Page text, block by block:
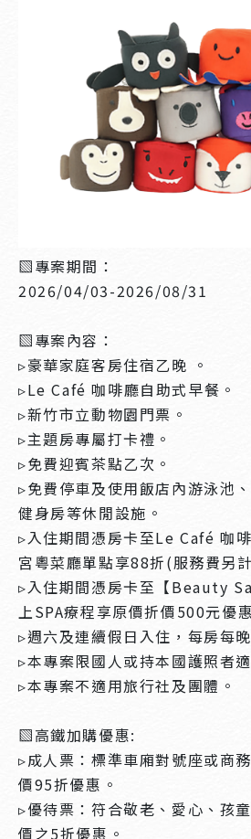
▧專案期間：
2026/04/03-2026/08/31
▧專案內容：
▹豪華家庭客房住宿乙晚 。
▹Le Café 咖啡廳自助式早餐。
▹新竹市立動物園門票。
▹主題房專屬打卡禮。
▹免費迎賓茶點乙次。
▹免費停車及使用飯店內游泳池
健身房等休閒設施。
▹入住期間憑房卡至Le Café 咖
宮粵菜廳單點享88折(服務費另
▹入住期間憑房卡至【Beauty
上SPA療程享原價折價500元優
▹週六及連續假日入住，每房每
▹本專案限國人或持本國護照者
▹本專案不適用旅行社及團體。
▧高鐵加購優惠:
▹成人票：標準車廂對號座或商
價95折優惠。
▹優待票：符合敬老、愛心、孩
價之5折優惠。